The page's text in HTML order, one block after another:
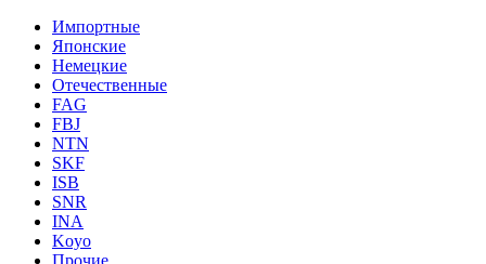
Импортные
Японские
Немецкие
Отечественные
FAG
FBJ
NTN
SKF
ISB
SNR
INA
Koyo
Прочие